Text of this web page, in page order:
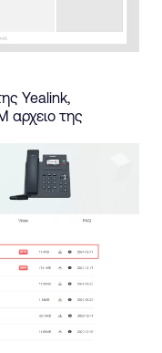
Yealink,
αρχειο της